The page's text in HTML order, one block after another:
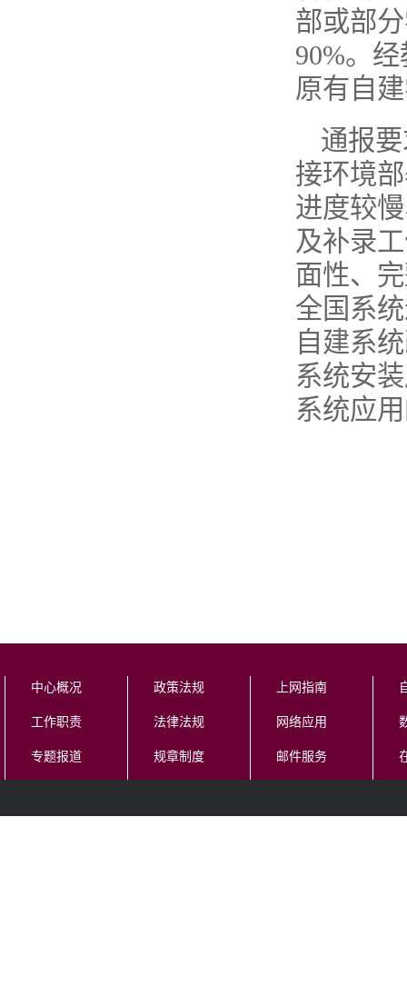
部或部
90%。
原有自
通报
接环境
进度较
及补录
面性、
全国系
自建系
系统安
系统应
中心概况
工作职责
专题报道
政策法规
法律法规
规章制度
上网指南
网络应用
邮件服务